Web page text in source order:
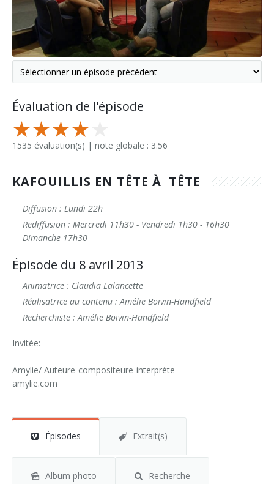
Évaluation de l'épisode
1535 évaluation(s) | note globale : 3.56
KAFOUILLIS EN TÊTE À TÊTE
Diffusion : Lundi 22h
Rediffusion : Mercredi 11h30 - Vendredi 1h30 - 16h30
Dimanche 17h30
Épisode du 8 avril 2013
Animatrice : Claudia Lalancette
Réalisatrice au contenu : Amélie Boivin-Handfield
Recherchiste : Amélie Boivin-Handfield
Invitée:
Amylie/ Auteure-compositeure-interprète
amylie.com
Épisodes Extrait(s)
Album photo Recherche